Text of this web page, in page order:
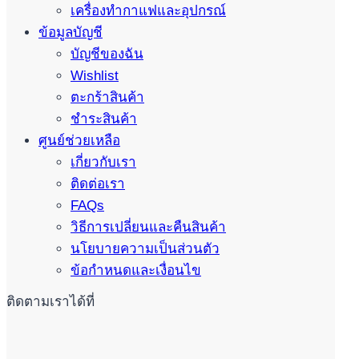
เครื่องทำกาแฟและอุปกรณ์
ข้อมูลบัญชี
บัญชีของฉัน
Wishlist
ตะกร้าสินค้า
ชำระสินค้า
ศูนย์ช่วยเหลือ
เกี่ยวกับเรา
ติดต่อเรา
FAQs
วิธีการเปลี่ยนและคืนสินค้า
นโยบายความเป็นส่วนตัว
ข้อกำหนดและเงื่อนไข
ติดตามเราได้ที่